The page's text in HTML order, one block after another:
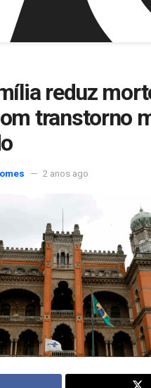
reduz
transtorno
2 anos ago